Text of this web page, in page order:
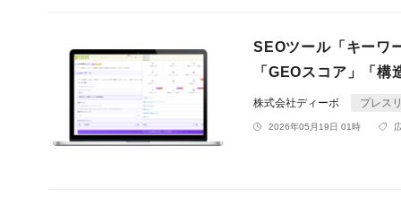
SEOツール「キーワ
「GEOスコア」「
株式会社ディーボ プレス
2026年05月19日 01時